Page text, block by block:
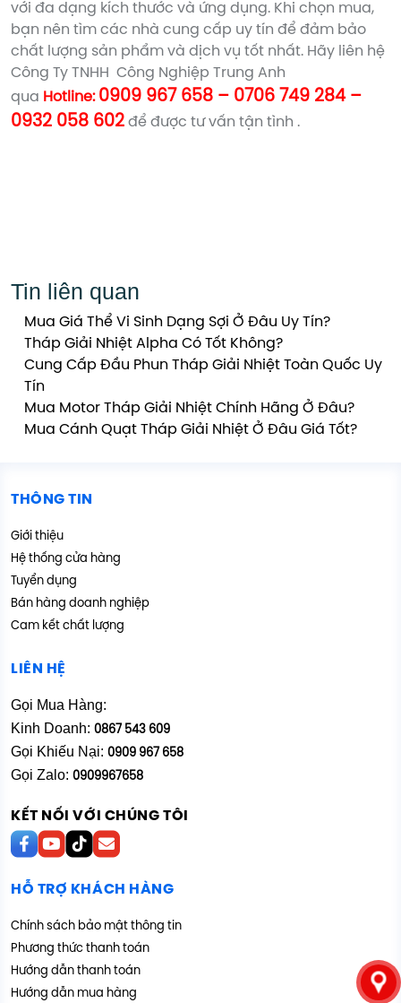
với đa dạng kích thước và ứng dụng. Khi chọn mua,
bạn nên tìm các nhà cung cấp uy tín để đảm bảo
chất lượng sản phẩm và dịch vụ tốt nhất. Hãy liên hệ
Công Ty TNHH Công Nghiệp Trung Anh
qua Hotline: 0909 967 658 – 0706 749 284 –
0932 058 602 để được tư vấn tận tình .
Tin liên quan
Mua Giá Thể Vi Sinh Dạng Sợi Ở Đâu Uy Tín?
Tháp Giải Nhiệt Alpha Có Tốt Không?
Cung Cấp Đầu Phun Tháp Giải Nhiệt Toàn Quốc Uy
Tín
Mua Motor Tháp Giải Nhiệt Chính Hãng Ở Đâu?
Mua Cánh Quạt Tháp Giải Nhiệt Ở Đâu Giá Tốt?
THÔNG TIN
Giới thiệu
Hệ thống cửa hàng
Tuyển dụng
Bán hàng doanh nghiệp
Cam kết chất lượng
LIÊN HỆ
Gọi Mua Hàng:
Kinh Doanh: 0867 543 609
Gọi Khiếu Nại: 0909 967 658
Gọi Zalo: 0909967658
KẾT NỐI VỚI CHÚNG TÔI
HỖ TRỢ KHÁCH HÀNG
Chính sách bảo mật thông tin
Phương thức thanh toán
Hướng dẫn thanh toán
Hướng dẫn mua hàng